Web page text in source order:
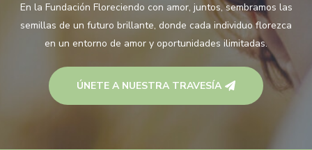
En la Fundación Floreciendo con amor, juntos, sembramos las
semillas de un futuro brillante, donde cada individuo florezca
en un entorno de amor y oportunidades ilimitadas.
ÚNETE A NUESTRA TRAVESÍA